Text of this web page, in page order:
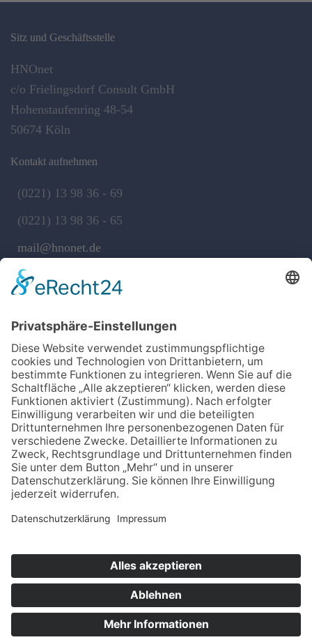
Sitz und Geschäftsstelle
HNOnet
c/o Frielingsdorf Consult GmbH
Hohenstaufenring 48-54
50674 Köln
Kontakt aufnehmen
(0221) 13 98 36 - 69
(0221) 13 98 36 - 65
mail@hnonet.de
Services
Arztsuche
Mitgliederbereich
Informationen
Datenschutz
Impressum
Aktuelles
Bei LinkedIn folgen